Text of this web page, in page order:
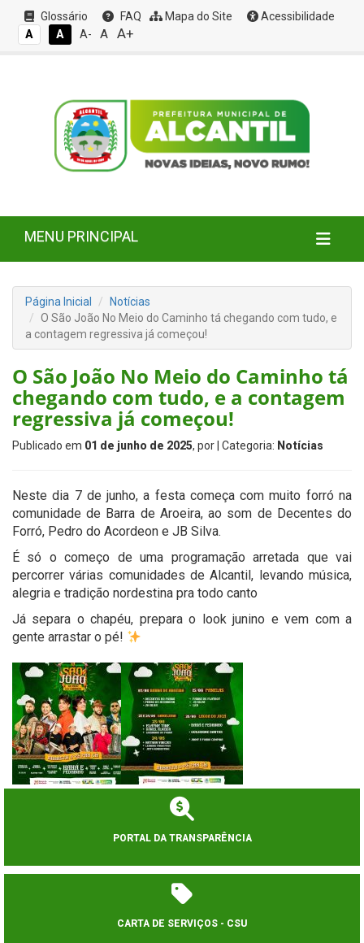
Glossário FAQ Mapa do Site
Acessibilidade
A
A A- A A+
MENU PRINCIPAL
Página Inicial
Notícias
O São João No Meio do Caminho tá chegando com tudo, e
a contagem regressiva já começou!
O São João No Meio do Caminho tá
chegando com tudo, e a contagem
regressiva já começou!
Publicado em 01 de junho de 2025, por | Categoria: Notícias
Neste dia 7 de junho, a festa começa com muito forró na
comunidade de Barra de Aroeira, ao som de Decentes do
Forró, Pedro do Acordeon e JB Silva.
É só o começo de uma programação arretada que vai
percorrer várias comunidades de Alcantil, levando música,
alegria e tradição nordestina pra todo canto
Já separa o chapéu, prepara o look junino e vem com a
gente arrastar o pé!
PORTAL DA TRANSPARÊNCIA
CARTA DE SERVIÇOS - CSU